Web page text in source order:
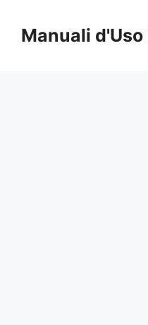
contenuto
Manuali